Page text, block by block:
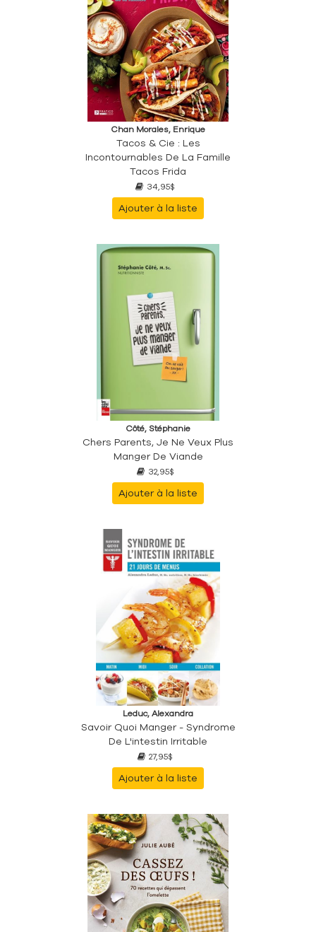
Chan Morales, Enrique
Tacos & Cie : Les
Incontournables De La Famille
Tacos Frida
34,95$
Ajouter à la liste
Côté, Stéphanie
Chers Parents, Je Ne Veux Plus
Manger De Viande
32,95$
Ajouter à la liste
Leduc, Alexandra
Savoir Quoi Manger - Syndrome
De L'intestin Irritable
27,95$
Ajouter à la liste